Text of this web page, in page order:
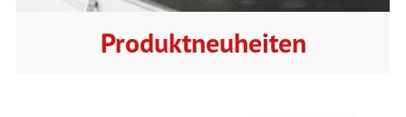
Produktneuheiten